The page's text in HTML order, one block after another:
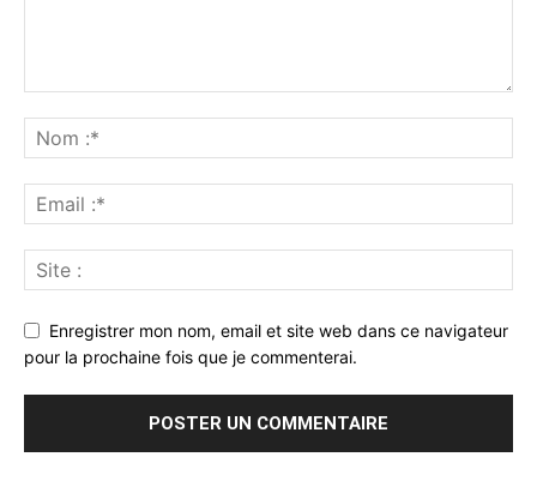
Enregistrer mon nom, email et site web dans ce navigateur
pour la prochaine fois que je commenterai.